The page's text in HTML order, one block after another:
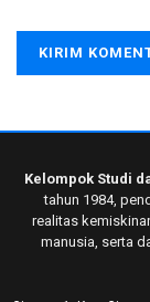
Kelompok Studi
tahun 1984,
realitas
manusia, serta